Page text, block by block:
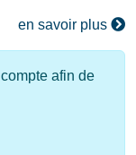
en savoir plus
afin de